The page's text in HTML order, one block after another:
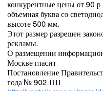
конкурентные цены от 90 р
объемная буква со
высоте 500 мм.
Этот размер разрешен
рекламы.
О размещении
Москве гласит
Постановление
года № 902-ПП